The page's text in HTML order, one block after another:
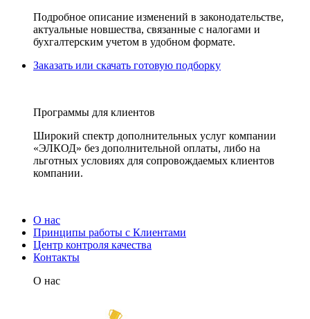
Подробное описание изменений в законодательстве,
актуальные новшества, связанные с налогами и
бухгалтерским учетом в удобном формате.
Заказать или скачать готовую подборку
Программы для клиентов
Широкий спектр дополнительных услуг компании
«ЭЛКОД» без дополнительной оплаты, либо на
льготных условиях для сопровождаемых клиентов
компании.
О нас
Принципы работы с Клиентами
Центр контроля качества
Контакты
О нас